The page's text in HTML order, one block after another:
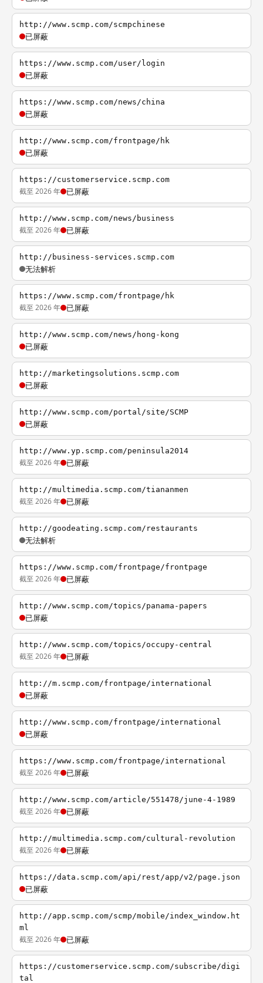
http://www.scmp.com/scmpchinese
已屏蔽
https://www.scmp.com/user/login
已屏蔽
https://www.scmp.com/news/china
已屏蔽
http://www.scmp.com/frontpage/hk
已屏蔽
https://customerservice.scmp.com
截至 2026 年 已屏蔽
http://www.scmp.com/news/business
截至 2026 年 已屏蔽
http://business-services.scmp.com
无法解析
https://www.scmp.com/frontpage/hk
截至 2026 年 已屏蔽
http://www.scmp.com/news/hong-kong
已屏蔽
http://marketingsolutions.scmp.com
已屏蔽
http://www.scmp.com/portal/site/SCMP
已屏蔽
http://www.yp.scmp.com/peninsula2014
截至 2026 年 已屏蔽
http://multimedia.scmp.com/tiananmen
截至 2026 年 已屏蔽
http://goodeating.scmp.com/restaurants
无法解析
https://www.scmp.com/frontpage/frontpage
截至 2026 年 已屏蔽
http://www.scmp.com/topics/panama-papers
已屏蔽
http://www.scmp.com/topics/occupy-central
截至 2026 年 已屏蔽
http://m.scmp.com/frontpage/international
已屏蔽
http://www.scmp.com/frontpage/international
已屏蔽
https://www.scmp.com/frontpage/international
截至 2026 年 已屏蔽
http://www.scmp.com/article/551478/june-4-1989
截至 2026 年 已屏蔽
http://multimedia.scmp.com/cultural-revolution
截至 2026 年 已屏蔽
https://data.scmp.com/api/rest/app/v2/page.json
已屏蔽
http://app.scmp.com/scmp/mobile/index_window.ht
ml
截至 2026 年 已屏蔽
https://customerservice.scmp.com/subscribe/digi
tal